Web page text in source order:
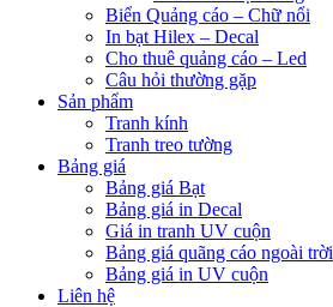
Biển Quảng cáo – Chữ nổi
In bạt Hilex – Decal
Cho thuê quảng cáo – Led
Câu hỏi thường gặp
Sản phẩm
Tranh kính
Tranh treo tường
Bảng giá
Bảng giá Bạt
Bảng giá in Decal
Giá in tranh UV cuộn
Bảng giá quãng cáo ngoài trời
Bảng giá in UV cuộn
Liên hệ